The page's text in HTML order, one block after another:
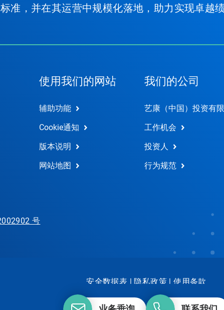
准，并在其运营中规模化落地，助力实现卓越
使用我们的网站
辅助功能
Cookie通知
版本说明
网站地图
我们的公司
艺康（中国）投资有
工作机会
投资人
行为规范
号
安全数据表 |隐私政策|使用条款